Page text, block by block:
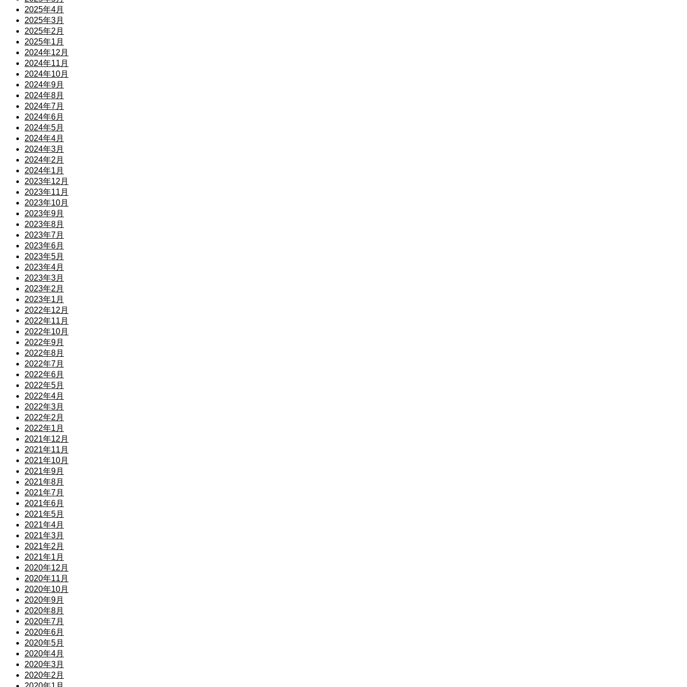
2025年4月
2025年3月
2025年2月
2025年1月
2024年12月
2024年11月
2024年10月
2024年9月
2024年8月
2024年7月
2024年6月
2024年5月
2024年4月
2024年3月
2024年2月
2024年1月
2023年12月
2023年11月
2023年10月
2023年9月
2023年8月
2023年7月
2023年6月
2023年5月
2023年4月
2023年3月
2023年2月
2023年1月
2022年12月
2022年11月
2022年10月
2022年9月
2022年8月
2022年7月
2022年6月
2022年5月
2022年4月
2022年3月
2022年2月
2022年1月
2021年12月
2021年11月
2021年10月
2021年9月
2021年8月
2021年7月
2021年6月
2021年5月
2021年4月
2021年3月
2021年2月
2021年1月
2020年12月
2020年11月
2020年10月
2020年9月
2020年8月
2020年7月
2020年6月
2020年5月
2020年4月
2020年3月
2020年2月